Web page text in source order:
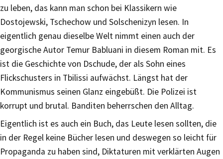
zu leben, das kann man schon bei Klassikern wie
Dostojewski, Tschechow und Solschenizyn lesen. In
eigentlich genau dieselbe Welt nimmt einen auch der
georgische Autor Temur Babluani in diesem Roman mit. Es
ist die Geschichte von Dschude, der als Sohn eines
Flickschusters in Tbilissi aufwächst. Längst hat der
Kommunismus seinen Glanz eingebüßt. Die Polizei ist
korrupt und brutal. Banditen beherrschen den Alltag.
Eigentlich ist es auch ein Buch, das Leute lesen sollten, die
in der Regel keine Bücher lesen und deswegen so leicht für
Propaganda zu haben sind, Diktaturen mit verklärten Augen